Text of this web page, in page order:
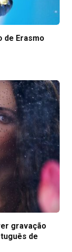
de Erasmo
gravação
de